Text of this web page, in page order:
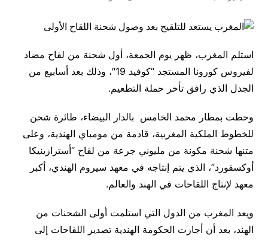
استلم المغرب، ظهر يوم الجمعة، أول شحنة من لقاح مضاد
لفيروس كورونا المستجد “كوفيد 19″، وذلك بعد أسابيع من
الجدل الذي رافق تأخر حملة التطعيم.
وحطت بمطار محمد الخامس بالدار البيضاء، طائرة شحن
للخطوط الملكية المغربية، قادمة من مومباي الهندية، وعلى
متنها شحنة مكونة من مليوني جرعة من لقاح “أسترازينيكا
أوكسفورد”، الذي يتم إنتاجه في معهد سيروم الهندي، أكبر
معهد لإنتاج اللقاحات في الهند والعالم.
ويعد المغرب من الدول التي استلمت أولى الشحنات من
الهند، بعد أن أجازت الحكومة الهندية تصدير اللقاحات إلى